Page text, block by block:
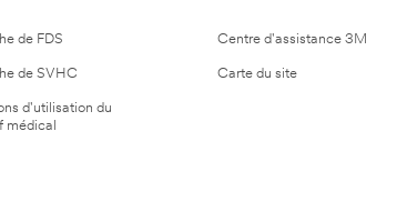
de FDS
de SVHC
d'utilisation du
médical
Centre d'assistance 3M
Carte du site